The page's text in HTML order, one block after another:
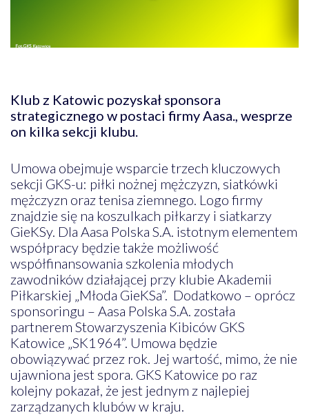
Klub z Katowic pozyskał sponsora
strategicznego w postaci firmy Aasa., wesprze
on kilka sekcji klubu.
Umowa obejmuje wsparcie trzech kluczowych
sekcji GKS-u: piłki nożnej mężczyzn, siatkówki
mężczyzn oraz tenisa ziemnego. Logo firmy
znajdzie się na koszulkach piłkarzy i siatkarzy
GieKSy. Dla Aasa Polska S.A. istotnym elementem
współpracy będzie także możliwość
współfinansowania szkolenia młodych
zawodników działającej przy klubie Akademii
Piłkarskiej „Młoda GieKSa”. Dodatkowo – oprócz
sponsoringu – Aasa Polska S.A. została
partnerem Stowarzyszenia Kibiców GKS
Katowice „SK1964”. Umowa będzie
obowiązywać przez rok. Jej wartość, mimo, że nie
ujawniona jest spora. GKS Katowice po raz
kolejny pokazał, że jest jednym z najlepiej
zarządzanych klubów w kraju.